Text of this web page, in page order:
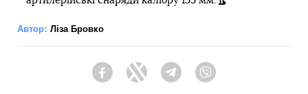
Автор: Ліза Бровко
FacebookTwitter Telegram